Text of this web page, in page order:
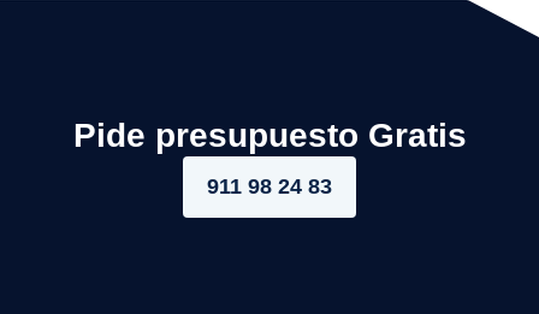
Pide presupuesto Gratis
911 98 24 83